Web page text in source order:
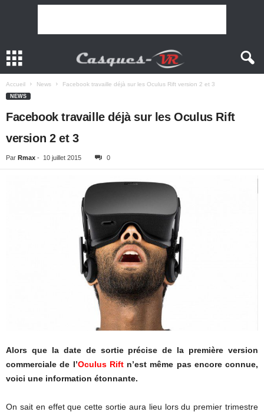
Accueil News Facebook travaille déjà sur les Oculus Rift version 2 et 3
NEWS
Facebook travaille déjà sur les Oculus Rift
version 2 et 3
Par Rmax - 10 juillet 2015 0
Alors que la date de sortie précise de la première version
commerciale de l’Oculus Riftn’est même pas encore connue,
voici une information étonnante.
On sait en effet que cette sortie aura lieu lors du premier trimestre